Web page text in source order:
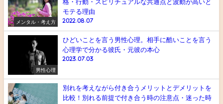
メンタル・考え方
格・行動・スピリチュアルな共通点と波動が高いと
モテる理由
2022.08.07
男性心理
ひどいことを言う男性心理。相手に酷いことを言う
心理学で分かる彼氏・元彼の本心
2023.07.03
別れを考えながら付き合うメリットとデメリットを
比較！別れる前提で付き合う時の注意点・迷った時